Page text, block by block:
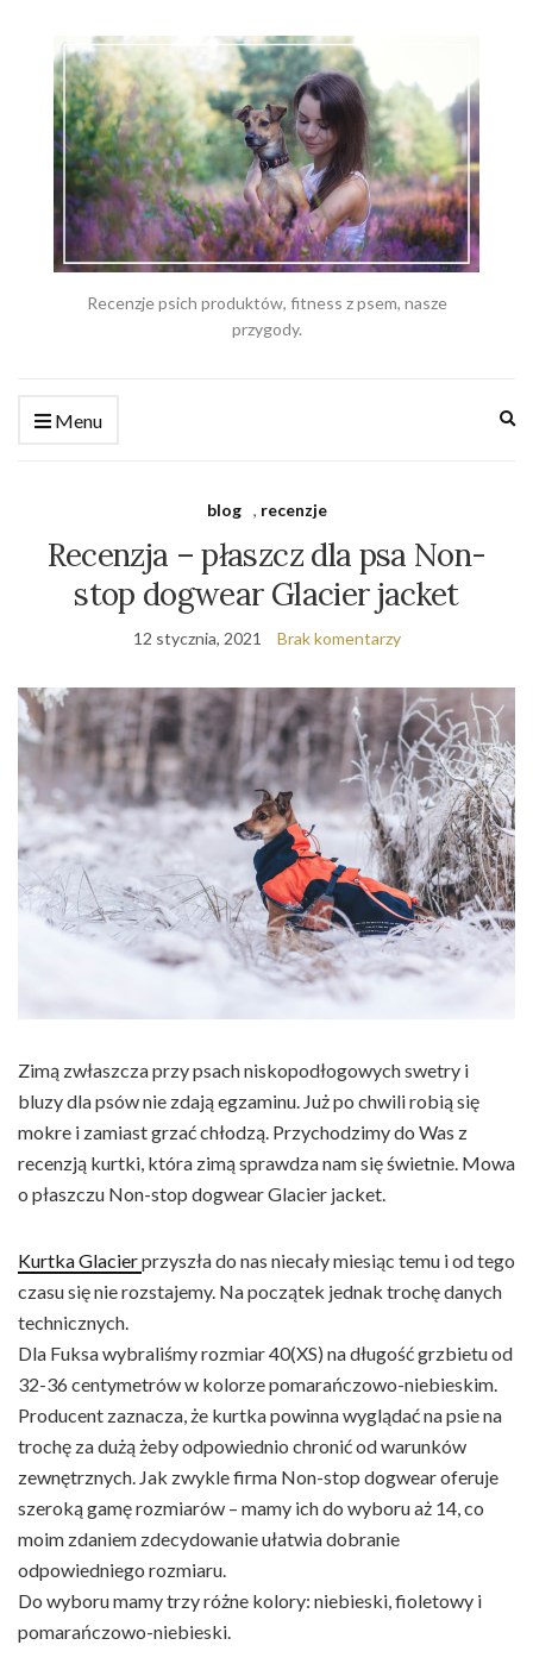
Recenzje psich produktów, fitness z psem, nasze
przygody.
Menu
blog , recenzje
Recenzja – płaszcz dla psa Non-
stop dogwear Glacier jacket
12 stycznia, 2021 Brak komentarzy
Zimą zwłaszcza przy psach niskopodłogowych swetry i
bluzy dla psów nie zdają egzaminu. Już po chwili robią się
mokre i zamiast grzać chłodzą. Przychodzimy do Was z
recenzją kurtki, która zimą sprawdza nam się świetnie. Mowa
o płaszczu Non-stop dogwear Glacier jacket.
Kurtka Glacierprzyszła do nas niecały miesiąc temu i od tego
czasu się nie rozstajemy. Na początek jednak trochę danych
technicznych.
Dla Fuksa wybraliśmy rozmiar 40(XS) na długość grzbietu od
32-36 centymetrów w kolorze pomarańczowo-niebieskim.
Producent zaznacza, że kurtka powinna wyglądać na psie na
trochę za dużą żeby odpowiednio chronić od warunków
zewnętrznych. Jak zwykle firma Non-stop dogwear oferuje
szeroką gamę rozmiarów – mamy ich do wyboru aż 14, co
moim zdaniem zdecydowanie ułatwia dobranie
odpowiedniego rozmiaru.
Do wyboru mamy trzy różne kolory: niebieski, fioletowy i
pomarańczowo-niebieski.